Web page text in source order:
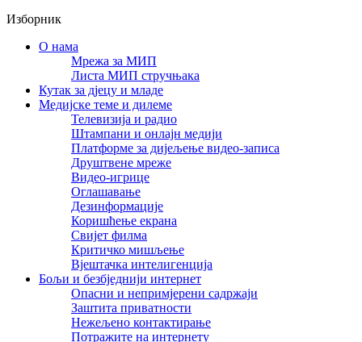
Изборник
О нама
Мрежа за МИП
Листа МИП стручњака
Кутак за дјецу и младе
Медијске теме и дилеме
Телевизија и радио
Штампани и онлајн медији
Платформе за дијељење видео-записа
Друштвене мреже
Видео-игрице
Оглашавање
Дезинформације
Коришћење екрана
Свијет филма
Критичко мишљење
Вјештачка интелигенција
Бољи и безбједнији интернет
Опасни и непримјерени садржаји
Заштита приватности
Нежељено контактирање
Потражите на интернету